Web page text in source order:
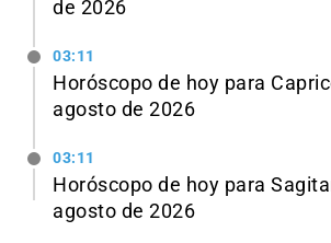
de 2026
03:11
Horóscopo de hoy para
agosto de 2026
03:11
Horóscopo de hoy para
agosto de 2026